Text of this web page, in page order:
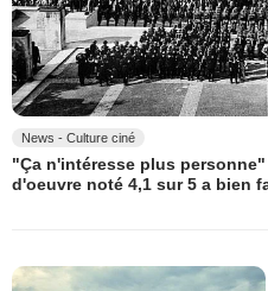
News - Culture ciné
"Ça n'intéresse plus
d'oeuvre noté 4,1 sur 5 a bien